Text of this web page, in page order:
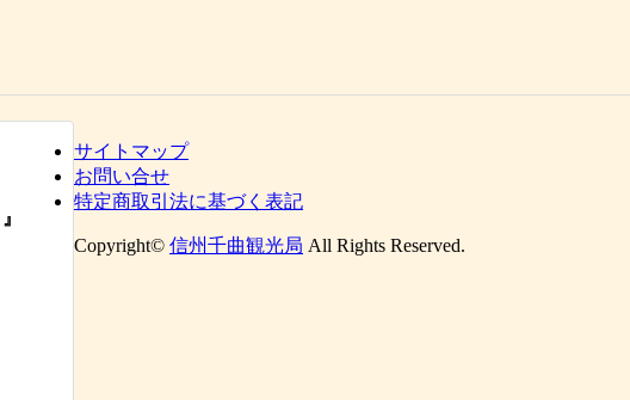
』
サイトマップ
お問い合せ
特定商取引法に基づく表記
Copyright© 信州千曲観光局 All Rights Reserved.